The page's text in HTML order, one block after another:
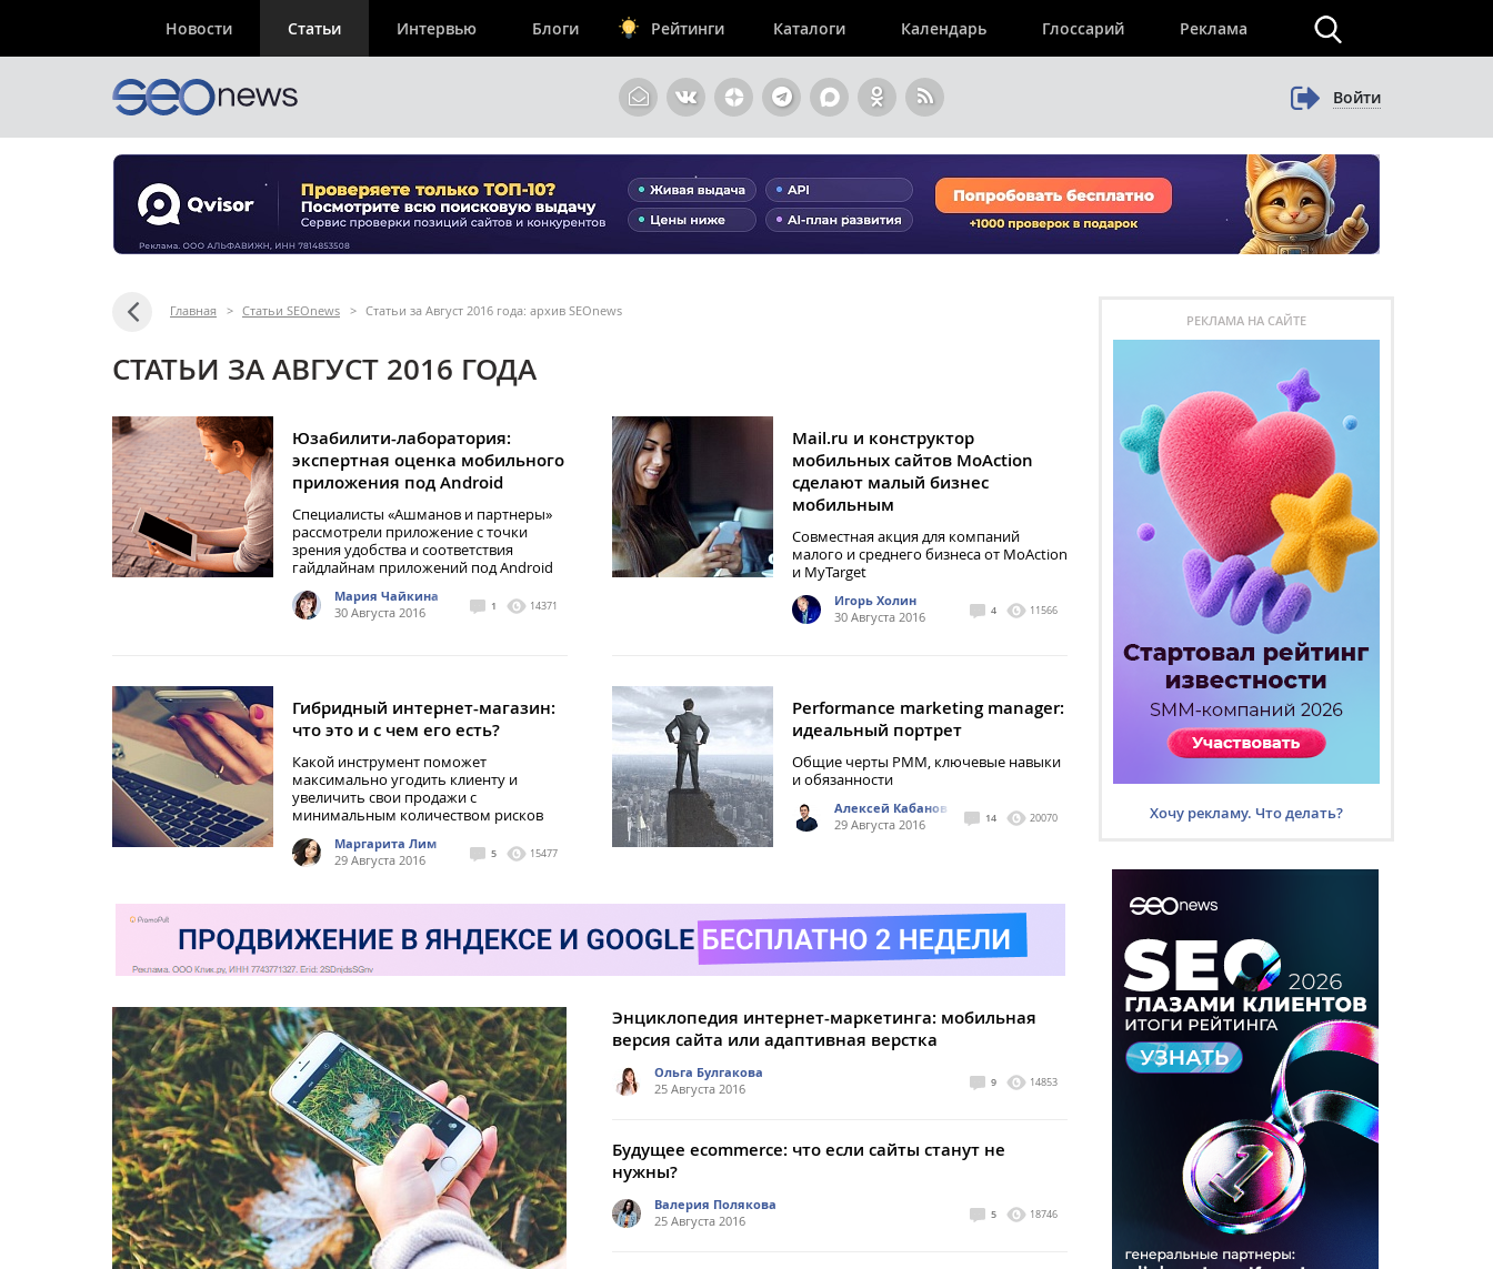
Новости Статьи Интервью Блоги Рейтинги Каталоги Календарь Глоссарий Реклама
Войти
Главная > Статьи SEOnews > Статьи за Август 2016 года: архив SEOnews
СТАТЬИ ЗА АВГУСТ 2016 ГОДА
Юзабилити-лаборатория:
экспертная оценка мобильного
приложения под Android
Специалисты «Ашманов и партнеры»
рассмотрели приложение с точки
зрения удобства и соответствия
гайдлайнам приложений под Android
Мария Чайкина
30 Августа 2016
1 14371
Mail.ru и конструктор
мобильных сайтов MoAction
сделают малый бизнес
мобильным
Cовместная акция для компаний
малого и среднего бизнеса от MoAction
и MyTarget
Игорь Холин
30 Августа 2016
4 11566
Гибридный интернет-магазин:
что это и с чем его есть?
Какой инструмент поможет
максимально угодить клиенту и
увеличить свои продажи с
минимальным количеством рисков
Маргарита Лим
29 Августа 2016
5 15477
Performance marketing manager:
идеальный портрет
Общие черты PMM, ключевые навыки
и обязанности
Алексей Кабанов
29 Августа 2016
14 20070
Энциклопедия интернет-маркетинга: мобильная
версия сайта или адаптивная верстка
Ольга Булгакова
25 Августа 2016
9 14853
Будущее ecommerce: что если сайты станут не
нужны?
Валерия Полякова
25 Августа 2016
5 18746
РЕКЛАМА НА САЙТЕ
Хочу рекламу. Что делать?